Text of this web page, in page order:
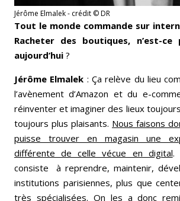
Jérôme Elmalek - crédit © DR
Tout le monde commande sur
Racheter des boutiques, n’est-ce
aujourd’hui ?
Jérôme Elmalek : Ça relève du lieu
l’avènement d’Amazon et du e-
réinventer et imaginer des lieux
toujours plus plaisants. Nous faisons
puisse trouver en magasin une
différente de celle vécue en digital.
consiste à reprendre, maintenir,
institutions parisiennes, plus que
très spécialisées. On les a donc